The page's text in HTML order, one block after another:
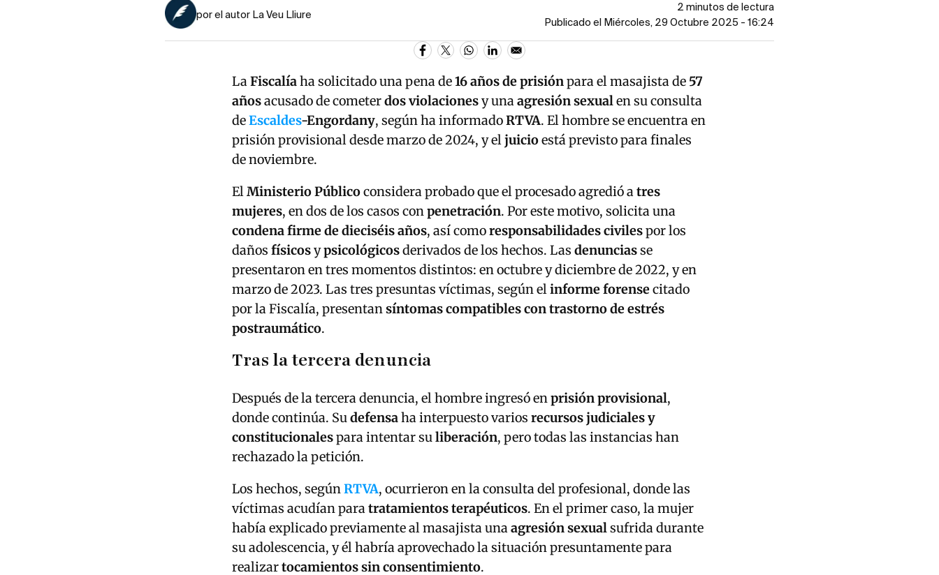
por el autor La Veu Lliure
2 minutos de lectura
Publicado el Miércoles, 29 Octubre 2025 - 16:24
LaFiscalíaha solicitado una pena de16 años de prisiónpara el masajista de 57
añosacusado de cometerdos violacionesy unaagresión sexualen su consulta
deEscaldes-Engordany, según ha informadoRTVA. El hombre se encuentra en
prisión provisional desde marzo de 2024, y eljuicioestá previsto para finales
de noviembre.
ElMinisterio Públicoconsidera probado que el procesado agredió atres
mujeres, en dos de los casos conpenetración. Por este motivo, solicita una
condena firme de dieciséis años, así comoresponsabilidades civilespor los
daños físicosypsicológicosderivados de los hechos. Las denunciasse
presentaron en tres momentos distintos: en octubre y diciembre de 2022, y en
marzo de 2023. Las tres presuntas víctimas, según elinforme forensecitado
por la Fiscalía, presentansíntomas compatibles con trastorno de estrés
postraumático.
Tras la tercera denuncia
Después de la tercera denuncia, el hombre ingresó enprisión provisional,
donde continúa. Sudefensaha interpuesto varios recursos judiciales y
constitucionalespara intentar suliberación, pero todas las instancias han
rechazado la petición.
Los hechos, segúnRTVA, ocurrieron en la consulta del profesional, donde las
víctimas acudían paratratamientos terapéuticos. En el primer caso, la mujer
había explicado previamente al masajista unaagresión sexualsufrida durante
su adolescencia, y él habría aprovechado la situación presuntamente para
realizartocamientos sin consentimiento.